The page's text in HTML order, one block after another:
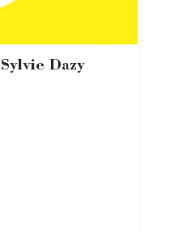
Dazy